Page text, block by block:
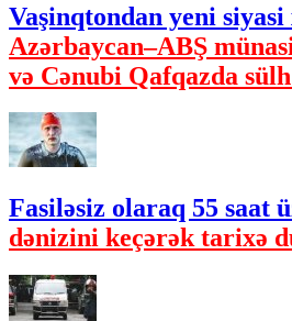
Vaşinqtondan yeni siyasi
Azərbaycan–ABŞ
və Cənubi Qafqazda
Fasiləsiz olaraq 55 saat
dənizini keçərək tarixə